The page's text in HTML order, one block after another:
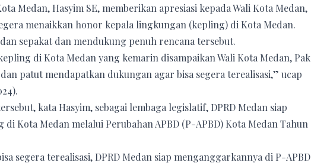
Medan, Hasyim SE, memberikan apresiasi kepada Wali Kota Medan,
menaikkan honor kepala lingkungan (kepling) di Kota Medan.
sepakat dan mendukung penuh rencana tersebut.
di Kota Medan yang kemarin disampaikan Wali Kota Medan, Pak
patut mendapatkan dukungan agar bisa segera terealisasi,” ucap
kata Hasyim, sebagai lembaga legislatif, DPRD Medan siap
Kota Medan melalui Perubahan APBD (P-APBD) Kota Medan Tahun
segera terealisasi, DPRD Medan siap menganggarkannya di P-APBD